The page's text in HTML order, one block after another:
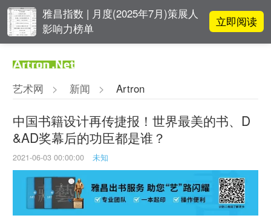
雅昌指数 | 月度(2025年7月)策展人
影响力榜单
立即阅读
值
李铁夫冯钢百领衔 作为群体的早期
粤籍留美艺术家
张瀚文：以物质媒介具象化精神世
界
艺术网 > 新闻 > Artron
中国书籍设计再传捷报！世界最美的书、D
&AD奖幕后的功臣都是谁？
2021-06-03 00:00:00 未知